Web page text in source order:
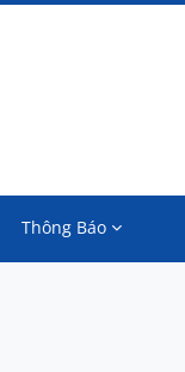
Thông Báo